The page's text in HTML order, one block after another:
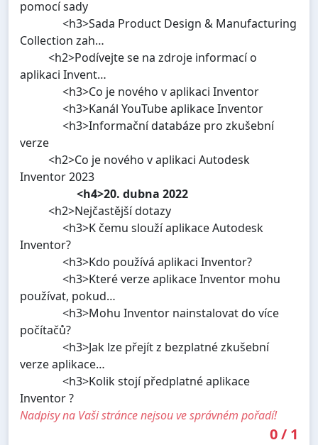
pomocí sady
<h3>Sada Product Design & Manufacturing
Collection zah…
<h2>Podívejte se na zdroje informací o
aplikaci Invent…
<h3>Co je nového v aplikaci Inventor
<h3>Kanál YouTube aplikace Inventor
<h3>Informační databáze pro zkušební
verze
<h2>Co je nového v aplikaci Autodesk
Inventor 2023
<h4>20. dubna 2022
<h2>Nejčastější dotazy
<h3>K čemu slouží aplikace Autodesk
Inventor?
<h3>Kdo používá aplikaci Inventor?
<h3>Které verze aplikace Inventor mohu
používat, pokud…
<h3>Mohu Inventor nainstalovat do více
počítačů?
<h3>Jak lze přejít z bezplatné zkušební
verze aplikace…
<h3>Kolik stojí předplatné aplikace
Inventor ?
Nadpisy na Vaši stránce nejsou ve správném pořadí!
0/ 1